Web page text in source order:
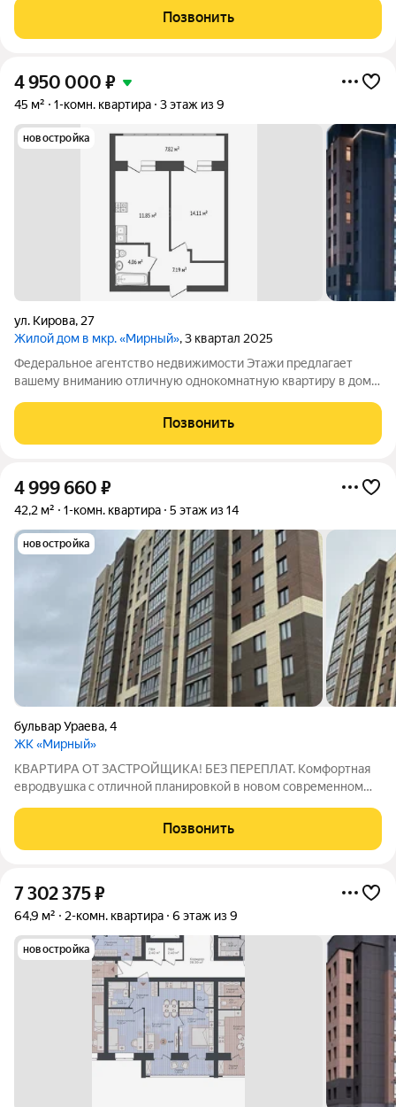
Сомбатхее. Светлая и уютная трехкомнатная квартира общей
площадью 70,8 кв.м, расположена на
Позвонить
4 950 000 ₽
45 м² 1-комн. квартира 3 этаж из 9
новостройка
ул. Кирова, 27
Жилой дом в мкр. «Мирный», 3 квартал 2025
Федеральное агентство недвижимости Этажи предлагает
вашему вниманию отличную однокомнатную квартиру в доме
квартира с черновым ремонтом, что позволит вам выполнить
ремонт по вашим вкусовым
Позвонить
4 999 660 ₽
42,2 м² 1-комн. квартира 5 этаж из 14
новостройка
бульвар Ураева,4
ЖК «Мирный»
КВАРТИРА ОТ ЗАСТРОЙЩИКА! БЕЗ ПЕРЕПЛАТ. Комфортная
евродвушка с отличной планировкой в новом современном
комплекса предусмотрены современные детские и
спортивные площадки. -На территории комплекса
Позвонить
7 302 375₽
64,9 м² 2-комн. квартира 6 этаж из 9
новостройка